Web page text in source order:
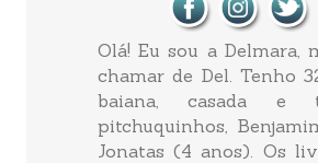
Olá! Eu sou a Delmara,
chamar de Del. Tenho
baiana, casada e
pitchuquinhos,
Jonatas (4 anos). Os